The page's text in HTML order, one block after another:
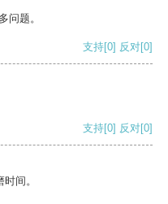
问题。
支持[0] 反对[0]
支持[0] 反对[0]
间。